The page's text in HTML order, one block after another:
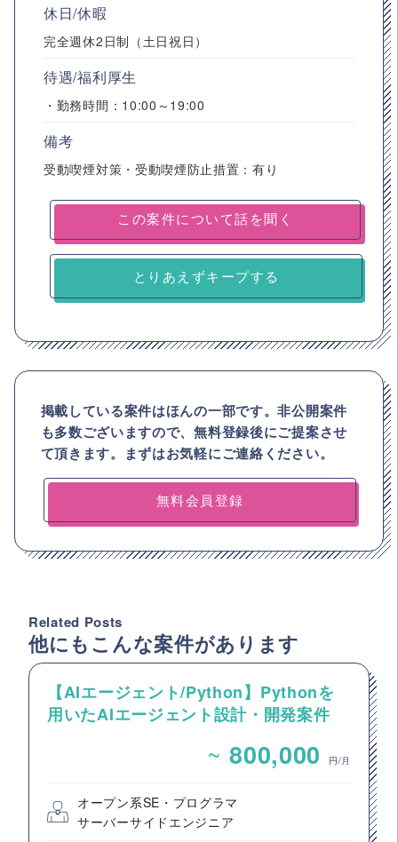
休日/休暇
完全週休2日制（土日祝日）
待遇/福利厚生
・勤務時間：10:00～19:00
備考
受動喫煙対策・受動喫煙防止措置：有り
とりあえずキープする
掲載している案件はほんの一部です。非公開案件
も多数ございますので、無料登録後にご提案させ
て頂きます。まずはお気軽にご連絡ください。
無料会員登録
Related Posts
他にもこんな案件があります
【AIエージェント/Python】Pythonを
用いたAIエージェント設計・開発案件
~ 800,000 円/月
オープン系SE・プログラマ
サーバーサイドエンジニア